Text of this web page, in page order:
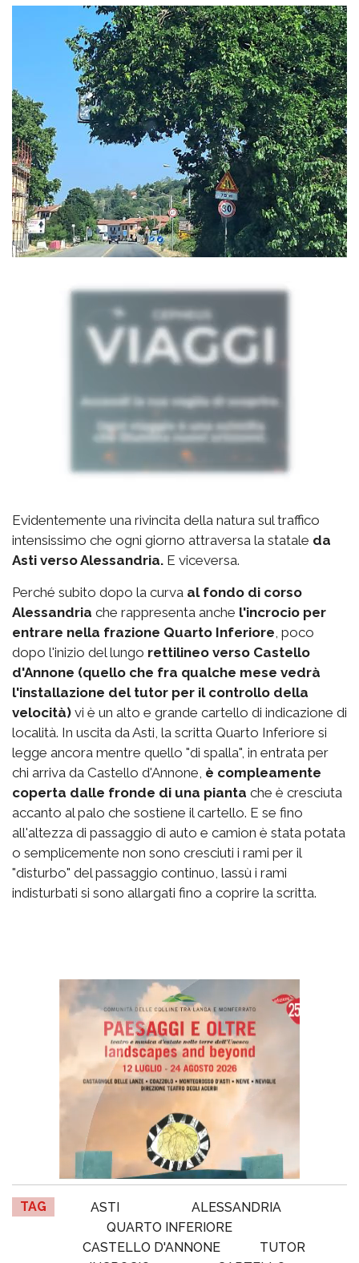
Evidentemente una rivincita della natura sul traffico
intensissimo che ogni giorno attraversa la statale da
Asti verso Alessandria. E viceversa.
Perché subito dopo la curva al fondo di corso
Alessandria che rappresenta anche l'incrocio per
entrare nella frazione Quarto Inferiore , poco
dopo l'inizio del lungo rettilineo verso Castello
d'Annone (quello che fra qualche mese vedrà
l'installazione del tutor per il controllo della
velocità) vi è un alto e grande cartello di indicazione di
località. In uscita da Asti, la scritta Quarto Inferiore si
legge ancora mentre quello "di spalla", in entrata per
chi arriva da Castello d'Annone, è compleamente
coperta dalle fronde di una pianta che è cresciuta
accanto al palo che sostiene il cartello. E se fino
all'altezza di passaggio di auto e camion è stata potata
o semplicemente non sono cresciuti i rami per il
"disturbo" del passaggio continuo, lassù i rami
indisturbati si sono allargati fino a coprire la scritta.
TAG ASTI
ALESSANDRIA
QUARTO INFERIORE
CASTELLO D'ANNONE
TUTOR